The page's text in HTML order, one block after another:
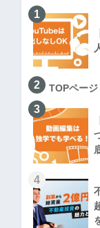
1
2 TOPページ
3
4